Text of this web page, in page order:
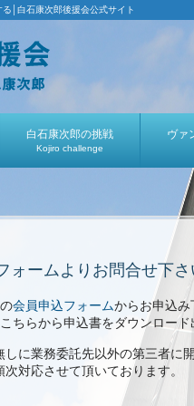
│白石康次郎後援会公式サイト
白石康次郎の挑戦
Kojiro challenge
ヴァ
ームよりお問合せ下さ
会員申込フォームからお申込み
ちらから申込書をダウンロード
に業務委託先以外の第三者に
対応させて頂いております。